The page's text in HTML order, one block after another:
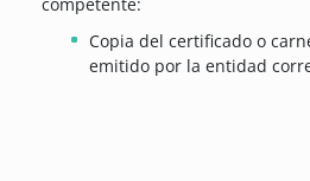
Copia del certificado o
emitido por la entidad